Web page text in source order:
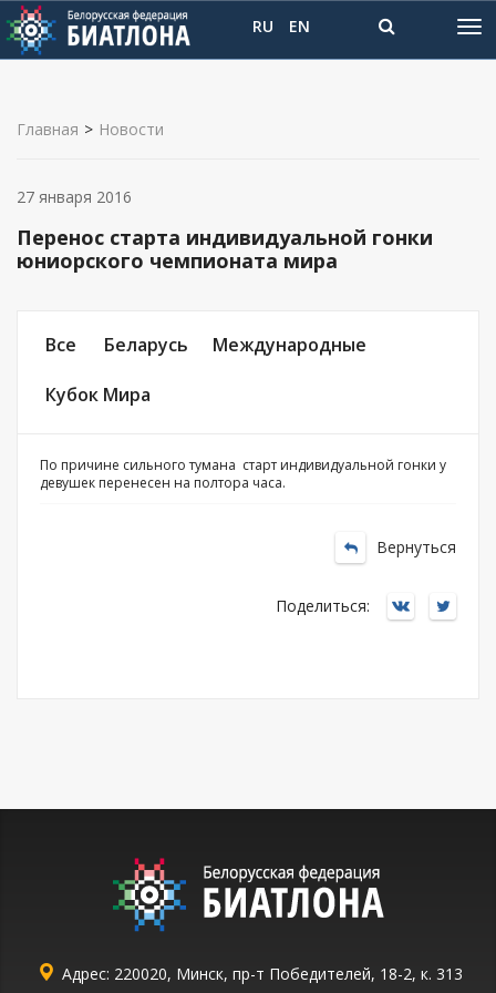
RU EN
Главная > Новости
Перенос старта индивидуальной гонки
юниорского чемпионата мира
Все Беларусь Международные
Кубок Мира
27 января 2016
По причине сильного тумана старт индивидуальной гонки у
девушек перенесен на полтора часа.
Вернуться
Поделиться:
Адрес: 220020, Минск, пр-т Победителей, 18-2, к. 313